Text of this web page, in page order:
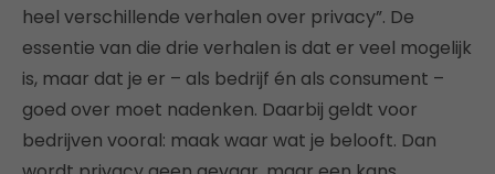
heel verschillende verhalen over privacy”. De
essentie van die drie verhalen is dat er veel mogelijk
is, maar dat je er – als bedrijf én als consument –
goed over moet nadenken. Daarbij geldt voor
bedrijven vooral: maak waar wat je belooft. Dan